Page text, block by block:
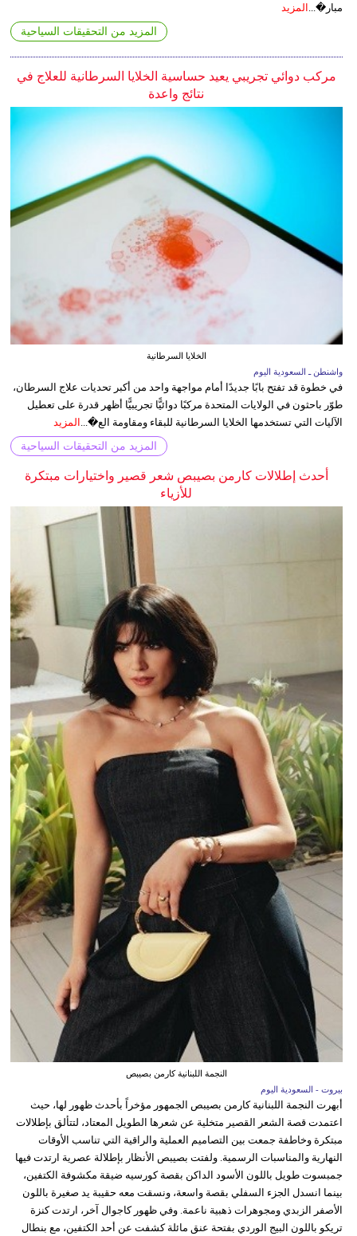
مبار�...
المزيد
المزيد من التحقيقات السياحية
مركب دوائي تجريبي يعيد حساسية الخلايا السرطانية للعلاج في
نتائج واعدة
الخلايا السرطانية
واشنطن ـ السعودية اليوم
في خطوة قد تفتح بابًا جديدًا أمام مواجهة واحد من أكبر تحديات علاج السرطان،
طوّر باحثون في الولايات المتحدة مركبًا دوائيًّا تجريبيًّا أظهر قدرة على تعطيل
الآليات التي تستخدمها الخلايا السرطانية للبقاء ومقاومة الع�... المزيد
المزيد من التحقيقات السياحية
أحدث إطلالات كارمن بصيبص شعر قصير واختيارات مبتكرة
للأزياء
النجمة اللبنانية كارمن بصيبص
بيروت - السعودية اليوم
أبهرت النجمة اللبنانية كارمن بصيبص الجمهور مؤخراً بأحدث ظهور لها، حيث
اعتمدت قصة الشعر القصير متخلية عن شعرها الطويل المعتاد، لتتألق بإطلالات
مبتكرة وخاطفة جمعت بين التصاميم العملية والراقية التي تناسب الأوقات
النهارية والمناسبات الرسمية. ولفتت بصيبص الأنظار بإطلالة عصرية ارتدت فيها
جمبسوت طويل باللون الأسود الداكن بقصة كورسيه ضيقة مكشوفة الكتفين،
بينما انسدل الجزء السفلي بقصة واسعة، ونسقت معه حقيبة يد صغيرة باللون
الأصفر الزبدي ومجوهرات ذهبية ناعمة. وفي ظهور كاجوال آخر، ارتدت كنزة
تريكو باللون البيج الوردي بفتحة عنق مائلة كشفت عن أحد الكتفين، مع بنطال